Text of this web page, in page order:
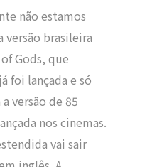
não estamos
versão brasileira
Gods, que
foi lançada e só
versão de 85
nos cinemas.
vai sair